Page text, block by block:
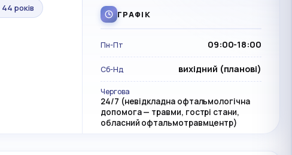
44 років
ГРАФІК
Пн-Пт 09:00-18:00
Сб-Нд вихідний (планові)
Чергова
24/7 (невідкладна офтальмологічна
допомога — травми, гострі стани,
обласний офтальмотравмцентр)